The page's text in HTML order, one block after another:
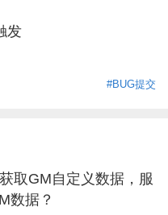
发
#BUG提交
取GM自定义数据，服
数据？